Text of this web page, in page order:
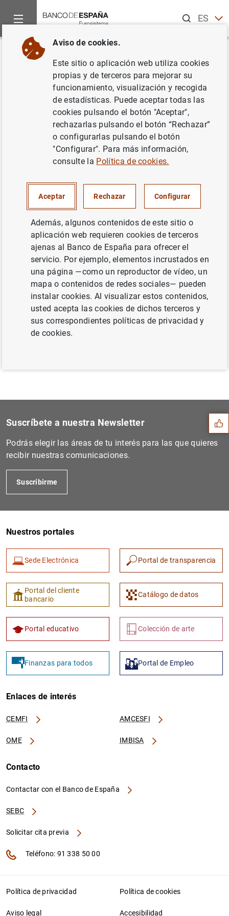
ESEN
Inicio Noticias y eventos
Volver
Balanza de Pagos en noviembre
de 2006
SITUACIÓN ECONÓMICA
Balanza de Pagos en noviembre de 2006
(143KB)
Anterior
Siguiente
Primera edición del concurs...
Sugerencias
1 2
Suscríbete a nuestra Newsletter
Podrás elegir las áreas de tu interés para las que quieres
recibir nuestras comunicaciones.
Suscribirme
Nuestros portales
Sede Electrónica Portal de transparencia
Portal del cliente
bancario
Catálogo de datos
Portal educativo Colección de arte
Finanzas para todos Portal de Empleo
Enlaces de interés
CEMFI AMCESFI
OME IMBISA
Contacto
Contactar con el Banco de España
SEBC
Solicitar cita previa
Teléfono: 91 338 50 00
Política de privacidad Política de cookies
Aviso legal Accesibilidad
Aviso de cookies.
Este sitio o aplicación web utiliza cookies
propias y de terceros para mejorar su
funcionamiento, visualización y recogida
de estadísticas. Puede aceptar todas las
cookies pulsando el botón "Aceptar",
rechazarlas pulsando el botón “Rechazar”
o configurarlas pulsando el botón
"Configurar". Para más información,
consulte la Política de cookies.
Aceptar Rechazar Configurar
Además, algunos contenidos de este sitio o
aplicación web requieren cookies de terceros
ajenas al Banco de España para ofrecer el
servicio. Por ejemplo, elementos incrustados en
una página —como un reproductor de vídeo, un
mapa o contenidos de redes sociales— pueden
instalar cookies. Al visualizar estos contenidos,
usted acepta las cookies de dichos terceros y
sus correspondientes políticas de privacidad y
de cookies.